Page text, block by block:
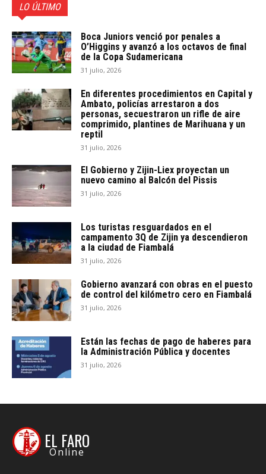
LO ÚLTIMO
Boca Juniors venció por penales a
O’Higgins y avanzó a los octavos de final
de la Copa Sudamericana
31 julio, 2026
En diferentes procedimientos en Capital y
Ambato, policías arrestaron a dos
personas, secuestraron un rifle de aire
comprimido, plantines de Marihuana y un
reptil
31 julio, 2026
El Gobierno y Zijin-Liex proyectan un
nuevo camino al Balcón del Pissis
31 julio, 2026
Los turistas resguardados en el
campamento 3Q de Zijin ya descendieron
a la ciudad de Fiambalá
31 julio, 2026
Gobierno avanzará con obras en el puesto
de control del kilómetro cero en Fiambalá
31 julio, 2026
Están las fechas de pago de haberes para
la Administración Pública y docentes
31 julio, 2026
EL FARO
Online